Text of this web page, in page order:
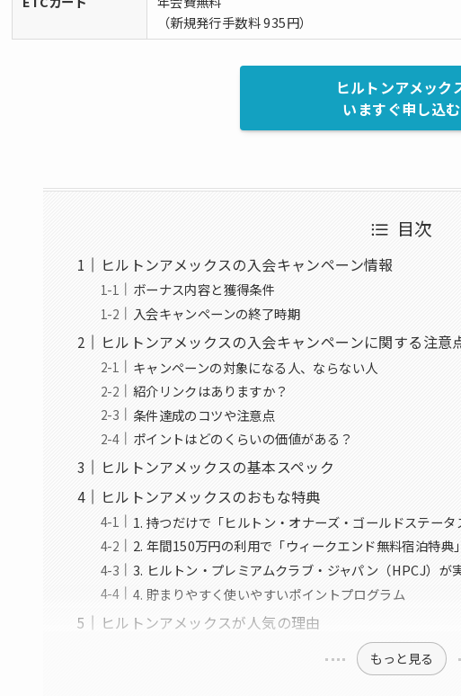
（新規発行手数料 935円）
ヒルトンアメック
いますぐ申し込む
目次
ヒルトンアメックスの入会キャンペーン情報
ボーナス内容と獲得条件
入会キャンペーンの終了時期
ヒルトンアメックスの入会キャンペーンに関する注意
キャンペーンの対象になる人、ならない人
紹介リンクはありますか？
条件達成のコツや注意点
ポイントはどのくらいの価値がある？
ヒルトンアメックスの基本スペック
ヒルトンアメックスのおもな特典
1. 持つだけで「ヒルトン・オナーズ・ゴールドステー
2. 年間150万円の利用で「ウィークエンド無料宿泊特典」
3. ヒルトン・プレミアムクラブ・ジャパン（HPCJ）が
4. 貯まりやすく使いやすいポイントプログラム
ヒルトンアメックスが人気の理由
もっと見る